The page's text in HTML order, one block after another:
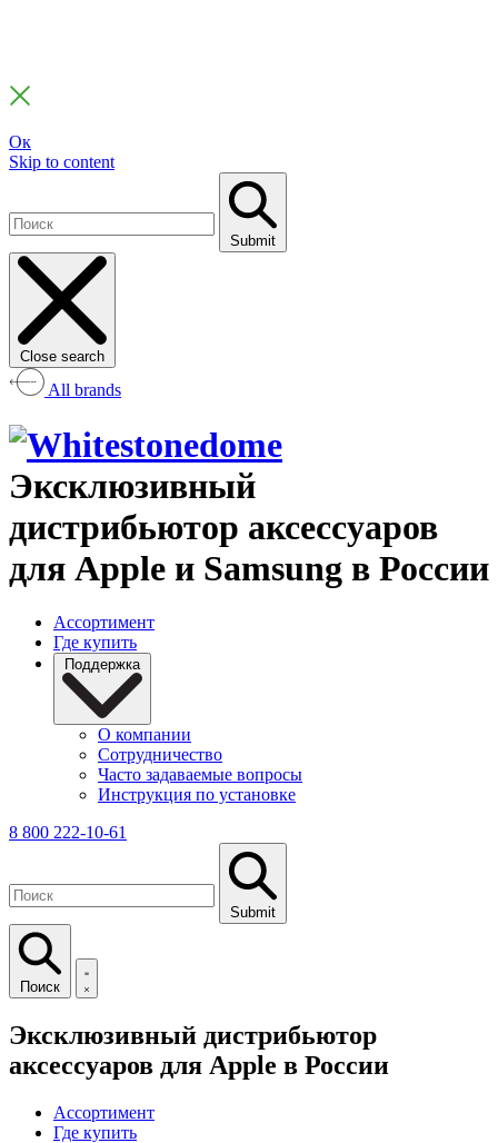
Ок
Skip to content
Submit
Close search
All brands
Эксклюзивный
дистрибьютор аксессуаров
для Apple и Samsung в России
Ассортимент
Где купить
Поддержка
О компании
Сотрудничество
Часто задаваемые вопросы
Инструкция по установке
8 800 222-10-61
Submit
Поиск
Эксклюзивный дистрибьютор
аксессуаров для Apple в России
Ассортимент
Где купить